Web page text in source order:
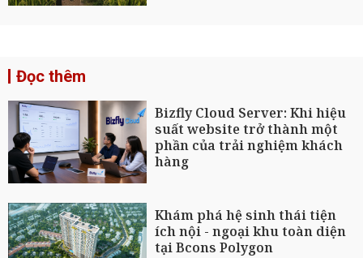
Đọc thêm
Bizfly Cloud Server: Khi hiệu
suất website trở thành một
phần của trải nghiệm khách
hàng
Khám phá hệ sinh thái tiện
ích nội - ngoại khu toàn diện
tại Bcons Polygon